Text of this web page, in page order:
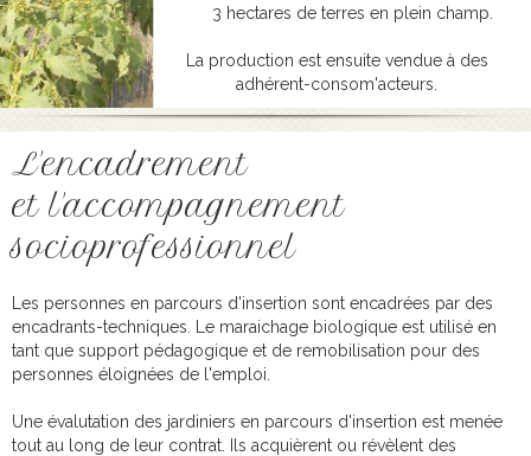
3 hectares de terres en plein champ.
La production est ensuite vendue à des
adhérent-consom'acteurs.
L'encadrement
etl'accompagnement
socioprofessionnel
Les personnes en parcours d'insertion sont encadrées par des
encadrants-techniques. Le maraichage biologique est utilisé en
tant que support pédagogique et de remobilisation pour des
personnes éloignées de l'emploi.
Une évalutation des jardiniers en parcours d'insertion est menée
tout au long de leur contrat. Ils acquièrent ou révèlent des